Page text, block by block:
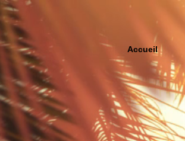
Accueil